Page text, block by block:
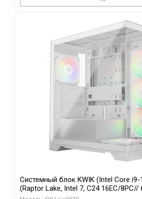
Системный блок KWIK (Intel Core i9-
(Raptor Lake, Intel 7, C24 16EC/
модуля)/ Gigabyte RTX5080 XTREME